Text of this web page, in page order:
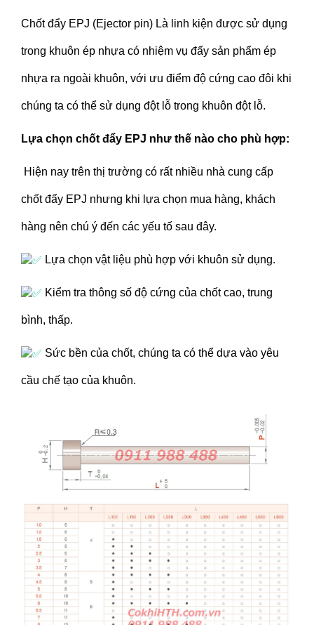
Chốt đẩy EPJ (Ejector pin) Là linh kiện được sử dụng
trong khuôn ép nhựa có nhiệm vụ đẩy sản phẩm ép
nhựa ra ngoài khuôn, với ưu điểm độ cứng cao đôi khi
chúng ta có thể sử dụng đột lỗ trong khuôn đột lỗ.
Lựa chọn chốt đẩy EPJ như thế nào cho phù hợp:
Hiện nay trên thị trường có rất nhiều nhà cung cấp
chốt đẩy EPJ nhưng khi lựa chọn mua hàng, khách
hàng nên chú ý đến các yếu tố sau đây.
Lựa chọn vật liệu phù hợp với khuôn sử dụng.
Kiểm tra thông số độ cứng của chốt cao, trung
bình, thấp.
Sức bền của chốt, chúng ta có thể dựa vào yêu
cầu chế tạo của khuôn.